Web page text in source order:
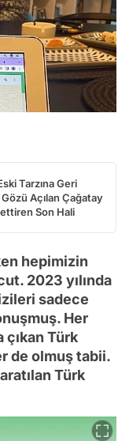
Tarzına Geri
Açılan Çağatay
Son Hali
hepimizin
2023 yılında
sadece
Her
çıkan Türk
de olmuş tabii.
Türk